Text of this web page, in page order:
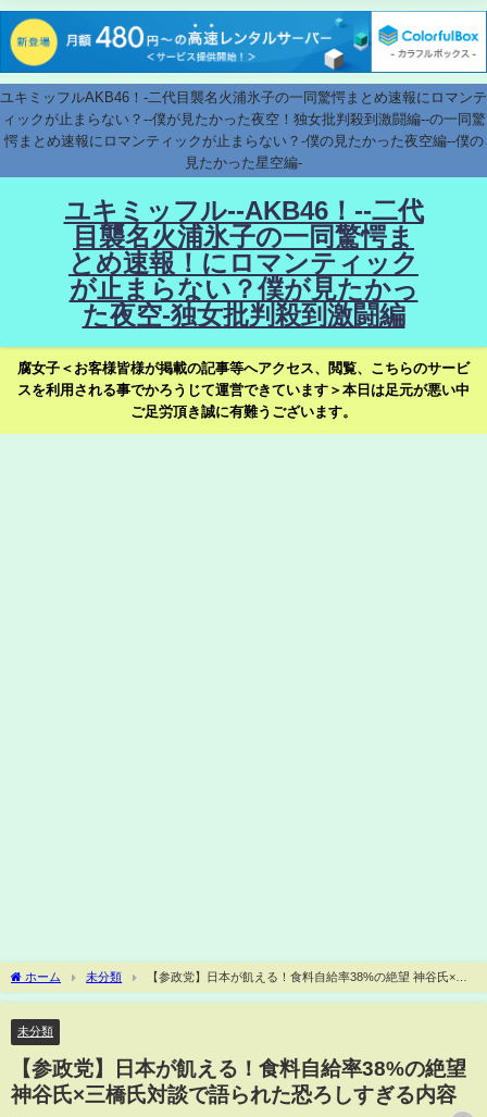
ユキミッフルAKB46！-二代目襲名火浦氷子の一同驚愕まとめ速報にロマンテ
ィックが止まらない？--僕が見たかった夜空！独女批判殺到激闘編--の一同驚
愕まとめ速報にロマンティックが止まらない？-僕の見たかった夜空編--僕の
見たかった星空編-
ユキミッフル--AKB46！--二代
目襲名火浦氷子の一同驚愕ま
とめ速報！にロマンティック
が止まらない？僕が見たかっ
た夜空-独女批判殺到激闘編
腐女子＜お客様皆様が掲載の記事等へアクセス、閲覧、こちらのサービ
スを利用される事でかろうじて運営できています＞本日は足元が悪い中
ご足労頂き誠に有難うございます。
ホーム 未分類
【参政党】日本が飢える！食料自給率38%の絶望 神谷氏×三
橋氏対談で語られた恐ろしすぎる内容
未分類
【参政党】日本が飢える！食料自給率38%の絶望
神谷氏×三橋氏対談で語られた恐ろしすぎる内容